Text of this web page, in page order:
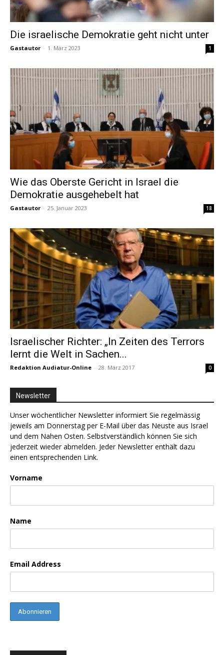
Die israelische Demokratie geht nicht unter
Gastautor - 1. März 2023 1
Wie das Oberste Gericht in Israel die
Demokratie ausgehebelt hat
Gastautor - 25. Januar 2023 18
Israelischer Richter: „In Zeiten des Terrors
lernt die Welt in Sachen...
Redaktion Audiatur-Online - 28. März 2017 0
Newsletter
Unser wöchentlicher Newsletter informiert Sie regelmässig
jeweils am Donnerstag per E-Mail über das Neuste aus Israel
und dem Nahen Osten. Selbstverständlich können Sie sich
jederzeit wieder abmelden. Jeder Newsletter enthält dazu
einen entsprechenden Link.
Vorname
Name
Email Address